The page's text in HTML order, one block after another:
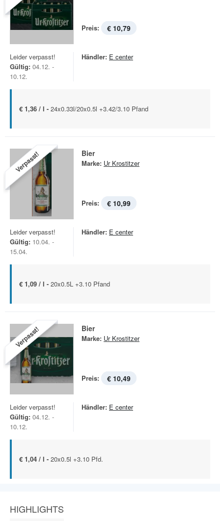
Preis: € 10,79
Leider verpasst!
Gültig: 04.12. -
10.12.
Händler: E center
€ 1,36 / l - 24x0.33l/20x0.5l +3.42/3.10 Pfand
Verpasst! Bier
Marke: Ur Krostitzer
Preis: € 10,99
Leider verpasst!
Gültig: 10.04. -
15.04.
Händler: E center
€ 1,09 / l - 20x0.5L +3.10 Pfand
Verpasst! Bier
Marke: Ur Krostitzer
Preis: € 10,49
Leider verpasst!
Gültig: 04.12. -
10.12.
Händler: E center
€ 1,04 / l - 20x0.5l +3.10 Pfd.
HIGHLIGHTS